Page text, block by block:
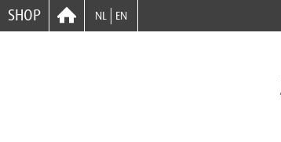
SHOP NL EN